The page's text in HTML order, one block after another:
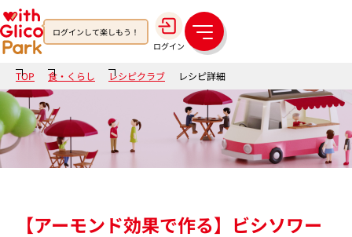
ログインして楽しもう！
ログイン
メ
ニ
ュ
ー
TOP 食・くらし レシピクラブ レシピ詳細
【アーモンド効果で作る】ビシソワー